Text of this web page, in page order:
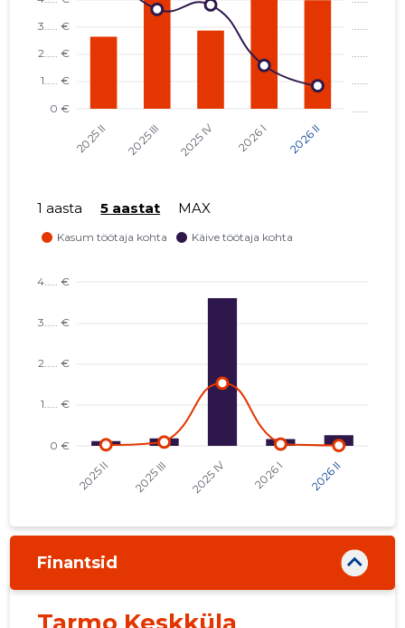
SUIRIS PROPERTY OÜ
US TOKEN OÜ ...... €
EESTI VÕRKPALLI LIIT MTÜ ...... €
1 aasta 5 aastat MAX
Finantsid